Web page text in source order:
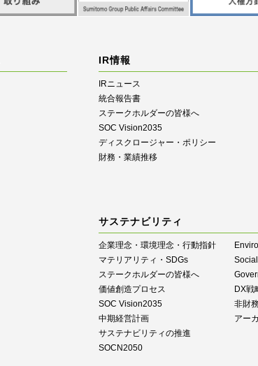
IR情報
IRニュース
統合報告書
ステークホルダーの皆様へ
SOC Vision2035
ディスクロージャー・ポリシー
財務・業績推移
サステナビリティ
企業理念・環境理念・行動指針
マテリアリティ・SDGs
ステークホルダーの皆様へ
価値創造プロセス
SOC Vision2035
中期経営計画
サステナビリティの推進
SOCN2050
Social
DX戦
⾮財
アー